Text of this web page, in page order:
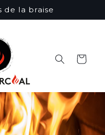
de la braise
Panier